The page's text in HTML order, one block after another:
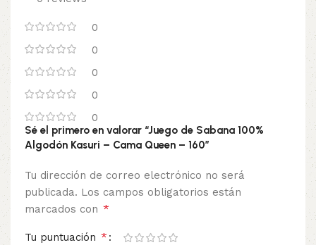
0
0
0
0
0
Sé el primero en valorar “Juego de Sabana 100%
Algodón Kasuri – Cama Queen – 160”
Tu dirección de correo electrónico no será
publicada. Los campos obligatorios están
marcados con *
Tu puntuación *